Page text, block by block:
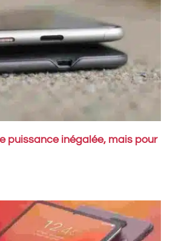
puissance inégalée, mais pour